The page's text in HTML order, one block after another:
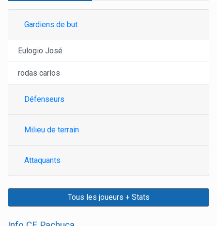
Gardiens de but
Eulogio José
rodas carlos
Défenseurs
Milieu de terrain
Attaquants
Tous les joueurs + Stats